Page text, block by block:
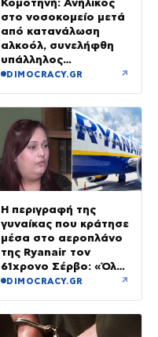
στο νοσοκομείο μετά
από κατανάλωση
αλκοόλ, συνελήφθη
υπάλληλος
καταστήματος
DIMOCRACY.GR ↗
Η περιγραφή της
γυναίκας που κράτησε
μέσα στο αεροπλάνο
της Ryanair τον
61χρονο Σέρβο: «Όλα
έγιναν σε κλάσματα
DIMOCRACY.GR ↗